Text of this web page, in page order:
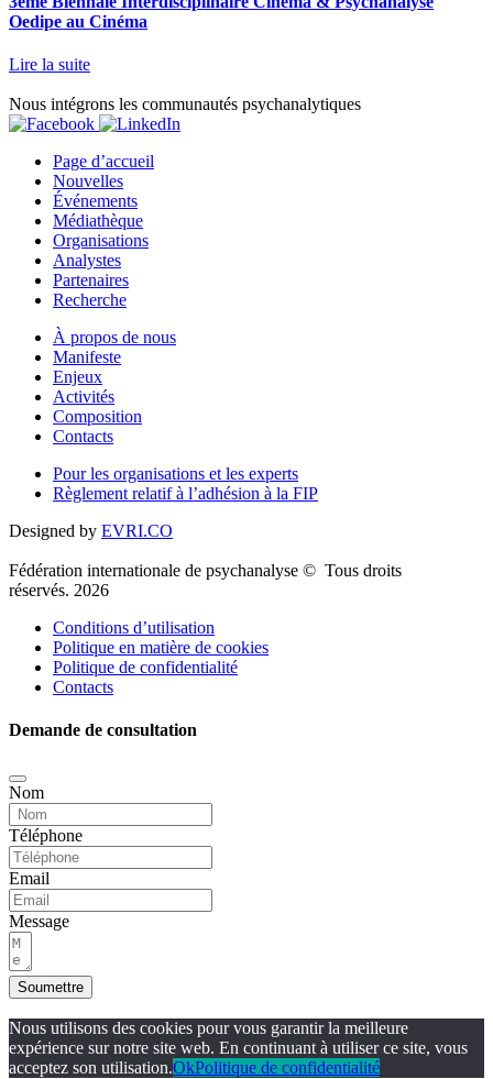
Oedipe au Cinéma
Lire la suite
Nous intégrons les communautés psychanalytiques
Page d’accueil
Nouvelles
Événements
Médiathèque
Organisations
Analystes
Partenaires
Recherche
À propos de nous
Manifeste
Enjeux
Activités
Composition
Contacts
Pour les organisations et les experts
Règlement relatif à l’adhésion à la FIP
Designed by EVRI.CO
Fédération internationale de psychanalyse © Tous droits
réservés. 2026
Conditions d’utilisation
Politique en matière de cookies
Politique de confidentialité
Contacts
Demande de consultation
Nom
Téléphone
Email
Message
Soumettre
Nous utilisons des cookies pour vous garantir la meilleure
expérience sur notre site web. En continuant à utiliser ce site, vous
acceptez son utilisation.OkPolitique de confidentialité